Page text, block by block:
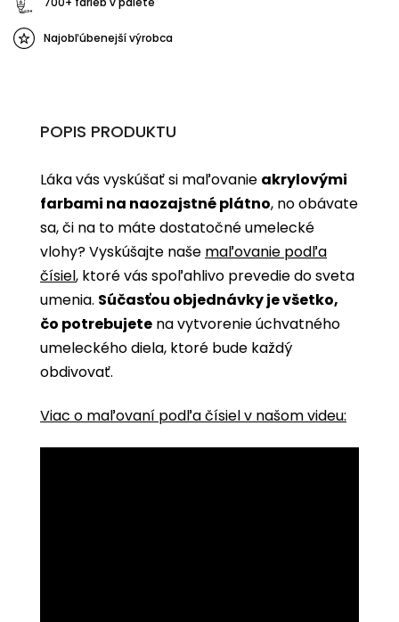
Najobľúbenejší výrobca
POPIS PRODUKTU
Láka vás vyskúšať si maľovanie akrylovými
farbami na naozajstné plátno, no obávate
sa, či na to máte dostatočné umelecké
vlohy? Vyskúšajte naše maľovanie podľa
čísiel, ktoré vás spoľahlivo prevedie do sveta
umenia. Súčasťou objednávky je všetko,
čo potrebujete na vytvorenie úchvatného
umeleckého diela, ktoré bude každý
obdivovať.
Viac o maľovaní podľa čísiel v našom videu: